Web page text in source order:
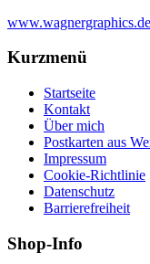
www.wagnergraphics.de
Kurzmenü
Startseite
Kontakt
Über mich
Postkarten aus
Impressum
Cookie-Richtlinie
Datenschutz
Barrierefreiheit
Shop-Info